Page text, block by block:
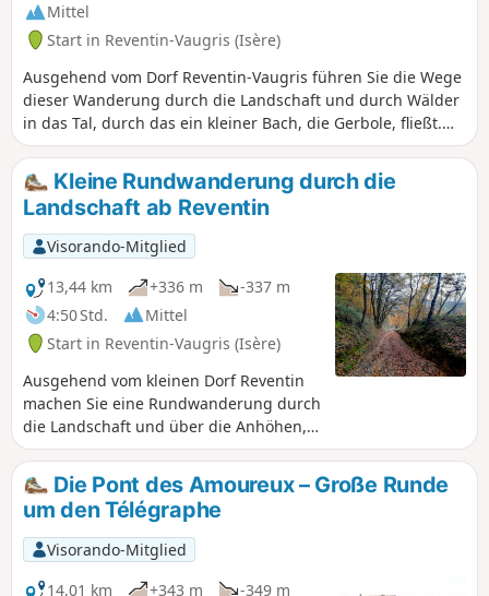
Mittel
Start in Reventin-Vaugris (Isère)
Ausgehend vom Dorf Reventin-Vaugris führen Sie die Wege
dieser Wanderung durch die Landschaft und durch Wälder
in das Tal, durch das ein kleiner Bach, die Gerbole, fließt.
Von kleiner Brücke zu kleiner Brücke wandern Sie inmitten
unberührter Natur oberhalb dieses Wasserlaufs.
Kleine Rundwanderung durch die
Landschaft ab Reventin
Visorando-Mitglied
13,44 km
+336 m
-337 m
4:50 Std.
Mittel
Start in Reventin-Vaugris (Isère)
Ausgehend vom kleinen Dorf Reventin
machen Sie eine Rundwanderung durch
die Landschaft und über die Anhöhen,
die stellenweise das Rhonetal
überragen.
Die Pont des Amoureux – Große Runde
um den Télégraphe
Visorando-Mitglied
14,01 km
+343 m
-349 m